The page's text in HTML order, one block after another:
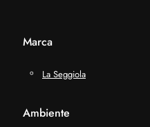
Marca
La Seggiola
Ambiente